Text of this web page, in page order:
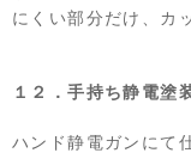
にくい部分だけ、カ
１２．手持ち静電塗
ハンド静電ガンにて